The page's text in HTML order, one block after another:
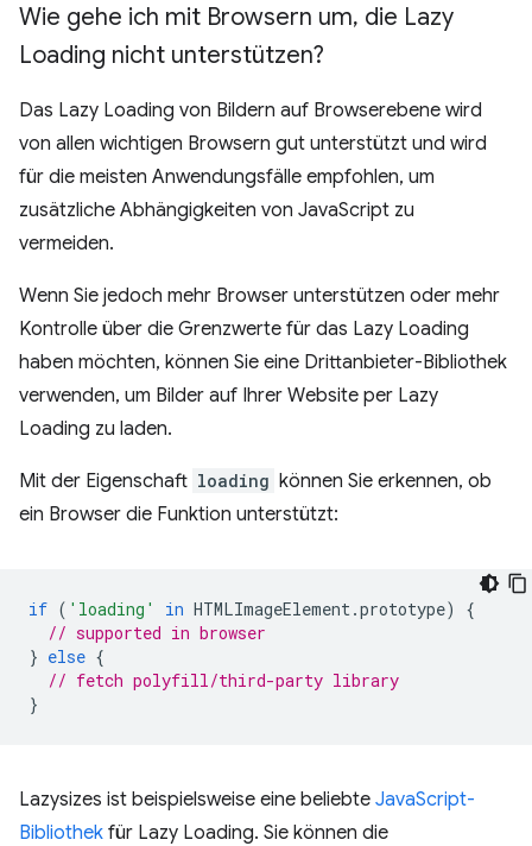
Wie gehe ich mit Browsern um, die Lazy
Loading nicht unterstützen?
Das Lazy Loading von Bildern auf Browserebene wird
von allen wichtigen Browsern gut unterstützt und wird
für die meisten Anwendungsfälle empfohlen, um
zusätzliche Abhängigkeiten von JavaScript zu
vermeiden.
Wenn Sie jedoch mehr Browser unterstützen oder mehr
Kontrolle über die Grenzwerte für das Lazy Loading
haben möchten, können Sie eine Drittanbieter-Bibliothek
verwenden, um Bilder auf Ihrer Website per Lazy
Loading zu laden.
Mit der Eigenschaft loading können Sie erkennen, ob
ein Browser die Funktion unterstützt:
if ( 'loading' in HTMLImageElement .prototype)
{
// supported in browser
} else {
// fetch polyfill/third-party library
}
Lazysizes ist beispielsweise eine beliebte JavaScript-
Bibliothek für Lazy Loading. Sie können die